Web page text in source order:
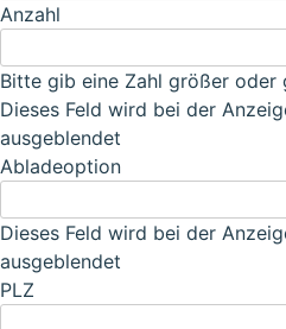
Anzahl
Bitte gib eine Zahl größer oder
Dieses Feld wird bei der
ausgeblendet
Abladeoption
Dieses Feld wird bei der
ausgeblendet
PLZ